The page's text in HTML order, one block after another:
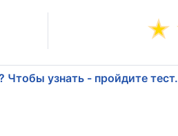
Чтобы узнать - пройдите тест.